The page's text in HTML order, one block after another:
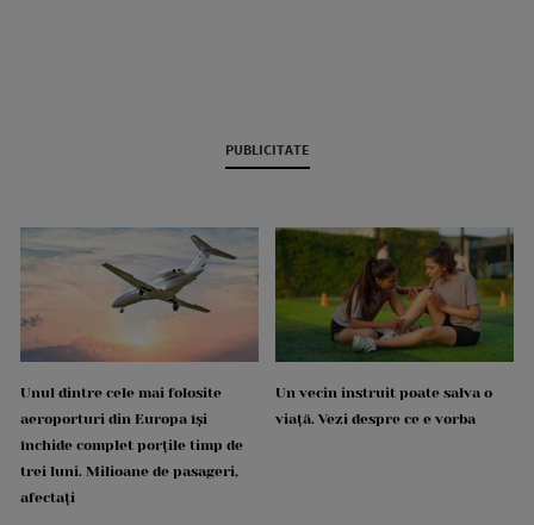
PUBLICITATE
Unul dintre cele mai folosite
aeroporturi din Europa își
închide complet porțile timp de
trei luni. Milioane de pasageri,
afectați
Un vecin instruit poate salva o
viață. Vezi despre ce e vorba